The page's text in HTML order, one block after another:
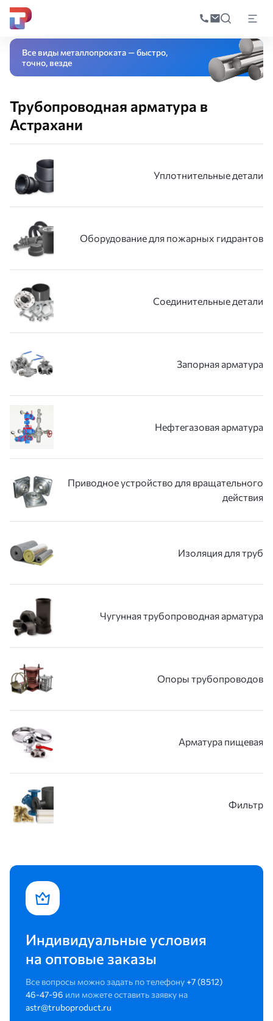
по
Главная
Все виды металлопроката — быстро,
точно, везде
Трубопроводная арматура в
Астрахани
Уплотнительные детали
Оборудование для пожарных гидрантов
Соединительные детали
Запорная арматура
Нефтегазовая арматура
Приводное устройство для вращательного
действия
Изоляция для труб
Чугунная трубопроводная арматура
Опоры трубопроводов
Арматура пищевая
Фильтр
Индивидуальные условия
на оптовые заказы
Все вопросы можно задать по телефону +7 (8512)
46-47-96 или можете оставить заявку на
astr@truboproduct.ru